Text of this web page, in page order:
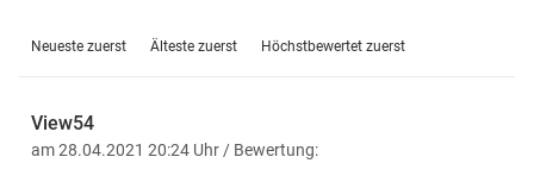
Neueste zuerst Älteste zuerst Höchstbewertet zuerst
View54
am 28.04.2021 20:24 Uhr / Bewertung: